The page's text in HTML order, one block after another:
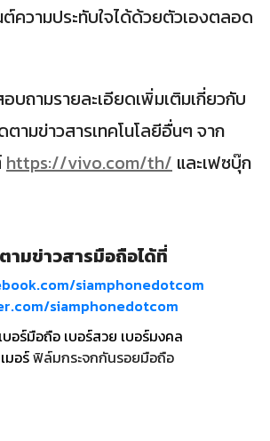
ความประทับใจได้ด้วยตัวเองตลอด
บถามรายละเอียดเพิ่มเติมเกี่ยวกับ
ามข่าวสารเทคโนโลยีอื่นๆ จาก
https://vivo.com/th/ และเฟซบุ๊ก
ามข่าวสารมือถือได้ที่
siamphonedotcom
siamphonedotcom
บอร์มือถือ เบอร์สวย เบอร์มงคล
มอร์ฟิล์มกระจกกันรอยมือถือ